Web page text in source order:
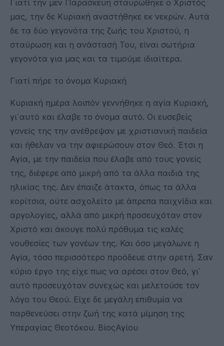
Γιατί την μεν Παρασκευή σταυρώθηκε ο Χριστός
μας, την δε Κυριακή αναστήθηκε εκ νεκρών. Αυτά
δε τα δύο γεγονότα της ζωής του Χριστού, η
σταύρωση και η ανάστασή Του, είναι σωτήρια
γεγονότα για μας και τα τιμούμε ιδιαίτερα.
Γιατί πήρε το όνομα Κυριακή
Κυριακή ημέρα λοιπόν γεννήθηκε η αγία Κυριακή,
γι᾽ αυτό και έλαβε το όνομα αυτό. Οι ευσεβείς
γονείς της την ανέθρεψαν με χριστιανική παιδεία
και ήθελαν να την αφιερώσουν στον Θεό. Έτσι η
Αγία, με την παιδεία που έλαβε από τους γονείς
της, διέφερε από μικρή από τα άλλα παιδιά της
ηλικίας της. Δεν έπαιζε άτακτα, όπως τα άλλα
κορίτσια, ούτε ασχολείτο με άπρεπα παιχνίδια και
αργολογίες, αλλά από μικρή προσευχόταν στον
Χριστό και άκουγε πολύ πρόθυμα τις καλές
νουθεσίες των γονέων της. Και όσο μεγάλωνε η
Αγία, τόσο περισσότερο προόδευε στην αρετή. Σαν
κύριο έργο της είχε πως να αρέσει στον Θεό, γι᾽
αυτό προσευχόταν συνεχώς και μελετούσε τον
λόγο του Θεού. Είχε δε μεγάλη επιθυμία να
παρθενεύσει στην ζωή της κατά μίμηση της
Υπεραγίας Θεοτόκου. ΒίοςΑγίου